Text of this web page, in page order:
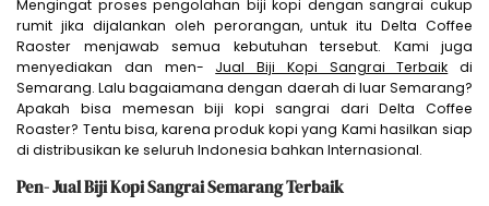
Mengingat proses pengolahan biji kopi dengan sangrai cukup
rumit jika dijalankan oleh perorangan, untuk itu Delta Coffee
Raoster menjawab semua kebutuhan tersebut. Kami juga
menyediakan dan men- Jual Biji Kopi Sangrai Terbaik di
Semarang. Lalu bagaiamana dengan daerah di luar Semarang?
Apakah bisa memesan biji kopi sangrai dari Delta Coffee
Roaster? Tentu bisa, karena produk kopi yang Kami hasilkan siap
di distribusikan ke seluruh Indonesia bahkan Internasional.
Pen- Jual Biji Kopi Sangrai Semarang Terbaik